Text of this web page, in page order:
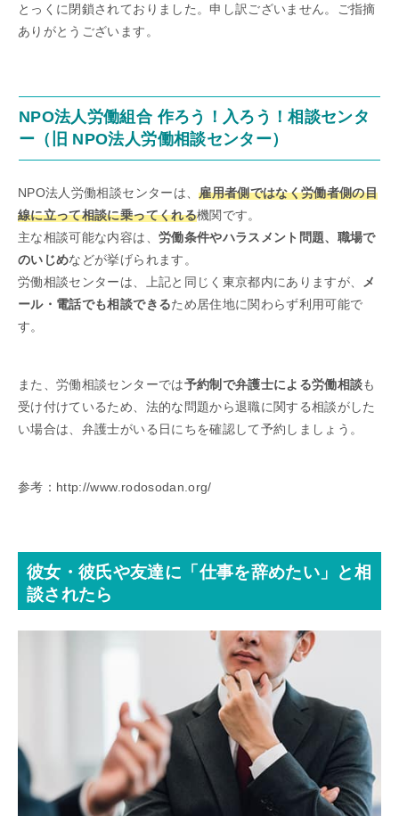
とっくに閉鎖されておりました。申し訳ございません。ご指摘
ありがとうございます。
NPO法人労働組合 作ろう！入ろう！相談センタ
ー（旧 NPO法人労働相談センター）
NPO法人労働相談センターは、雇用者側ではなく労働者側の目
線に立って相談に乗ってくれる機関です。
主な相談可能な内容は、 労働条件やハラスメント問題、職場で
のいじめなどが挙げられます。
労働相談センターは、上記と同じく東京都内にありますが、
メ
ール・電話でも相談できるため居住地に関わらず利用可能で
す。
また、労働相談センターでは予約制で弁護士による労働相談も
受け付けているため、法的な問題から退職に関する相談がした
い場合は、弁護士がいる日にちを確認して予約しましょう。
参考：http://www.rodosodan.org/
彼女・彼氏や友達に「仕事を辞めたい」と相
談されたら